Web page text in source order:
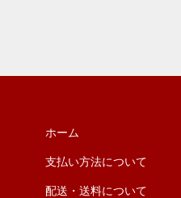
ホーム
支払い方法について
配送・送料について